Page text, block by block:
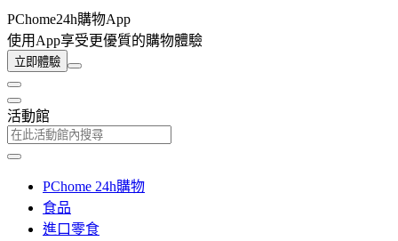
PChome24h購物App
使用App享受更優質的購物體驗
立即體驗
活動館
PChome 24h購物
食品
進口零食